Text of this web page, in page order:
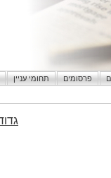
פרסומים תחומי עניין
גדוד